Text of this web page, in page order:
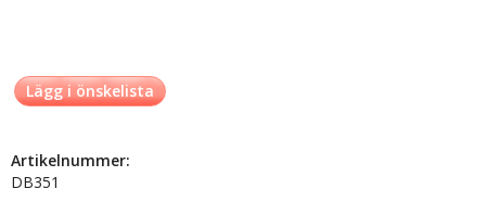
Lägg i önskelista
Artikelnummer:
DB351